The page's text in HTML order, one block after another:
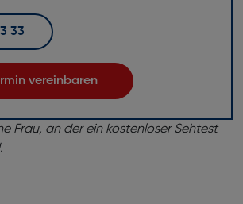
33
vereinbaren